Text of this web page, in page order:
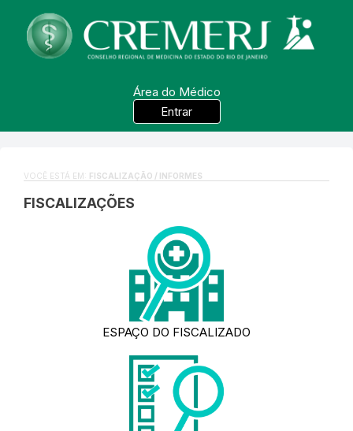
Área do Médico
Entrar
VOCÊ ESTÁ EM: FISCALIZAÇÃO / INFORMES
FISCALIZAÇÕES
ESPAÇO DO FISCALIZADO